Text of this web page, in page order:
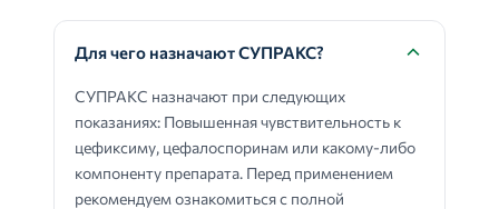
Для чего назначают СУПРАКС?
СУПРАКС назначают при следующих
показаниях: Повышенная чувствительность к
цефиксиму, цефалоспоринам или какому-либо
компоненту препарата. Перед применением
рекомендуем ознакомиться с полной